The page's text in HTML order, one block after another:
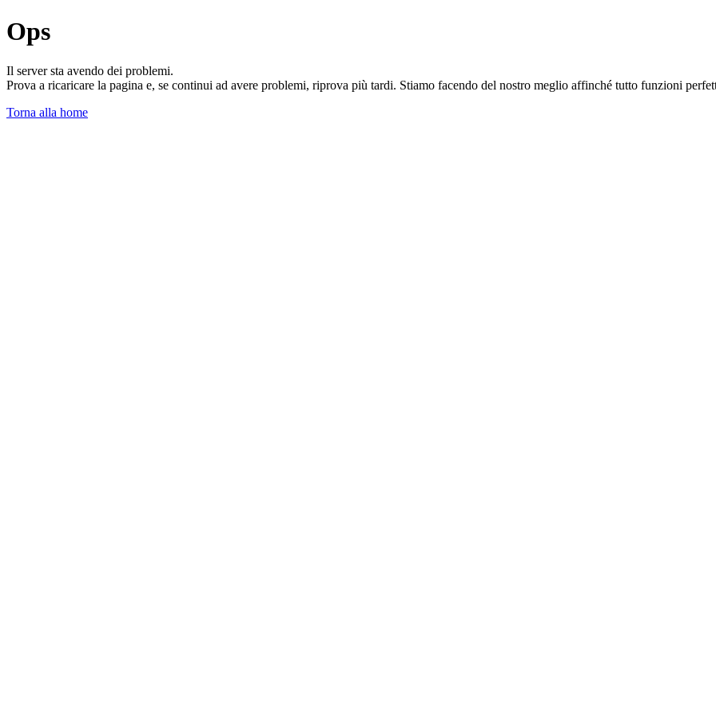
Ops
Il server sta avendo dei problemi.
Prova a ricaricare la pagina e, se continui ad avere problemi, riprova più tardi. Stiamo facendo del nostro meglio affinché tutto funzioni
Torna alla home